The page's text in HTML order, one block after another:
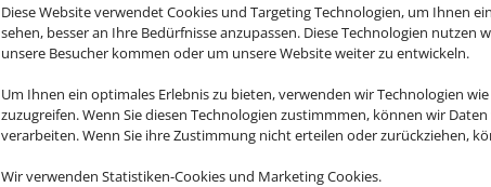
Diese Website verwendet Cookies und Targeting Technologien, um Ihnen
sehen, besser an Ihre Bedürfnisse anzupassen. Diese Technologien
unsere Besucher kommen oder um unsere Website weiter zu entwickeln.
Um Ihnen ein optimales Erlebnis zu bieten, verwenden wir Technologien
zuzugreifen. Wenn Sie diesen Technologien zustimmmen, können wir
verarbeiten. Wenn Sie ihre Zustimmung nicht erteilen oder zurückziehen,
Wir verwenden Statistiken-Cookies und Marketing Cookies.